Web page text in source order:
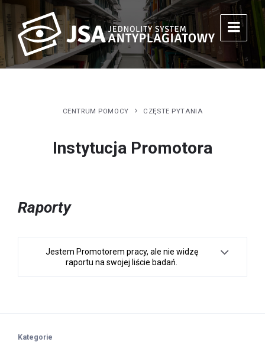
CENTRUM POMOCY CZĘSTE PYTANIA
Instytucja Promotora
Raporty
Jestem Promotorem pracy, ale nie widzę
raportu na swojej liście badań.
Kategorie